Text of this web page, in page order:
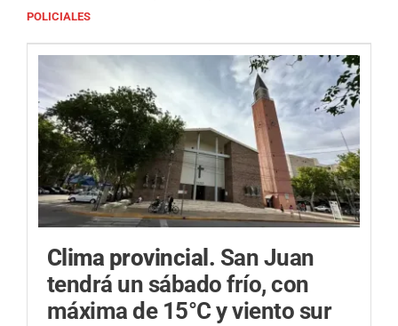
POLICIALES
Clima provincial. San Juan
tendrá un sábado frío, con
máxima de 15°C y viento sur